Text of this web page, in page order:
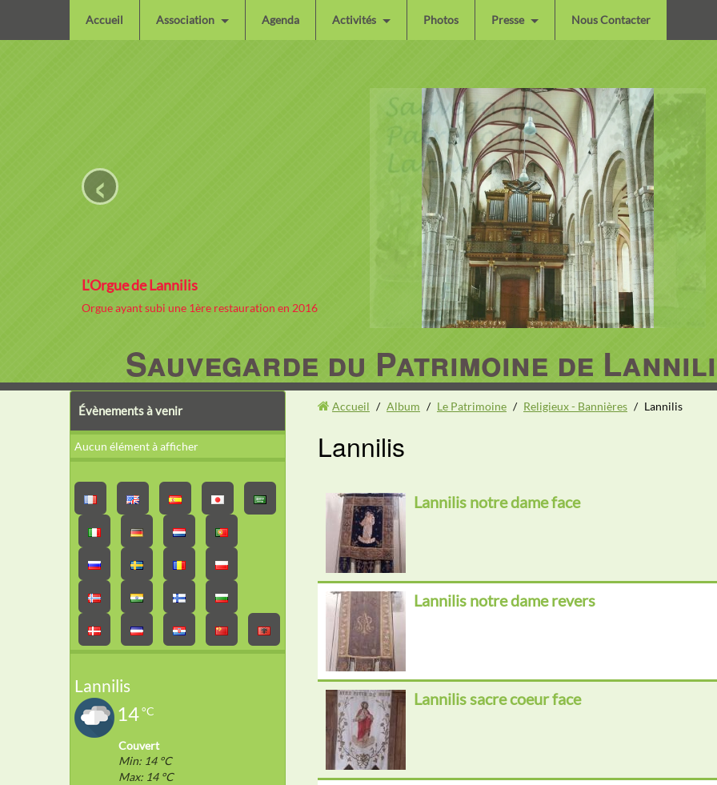
Accueil Association Agenda Activités Photos Presse Nous Contacter
L'Orgue de Lannilis
Orgue ayant subi une 1ère restauration en 2016
‹
Sauvegarde du Patrimoine de
Évènements à venir
Aucun élément à afficher
Lannilis
14°C
Couvert
Min: 14 °C
Max: 14 °C
Accueil / Album / Le Patrimoine / Religieux - Bannières / Lannilis
Lannilis
Lannilis notre dame face
Lannilis notre dame revers
Lannilis sacre coeur face